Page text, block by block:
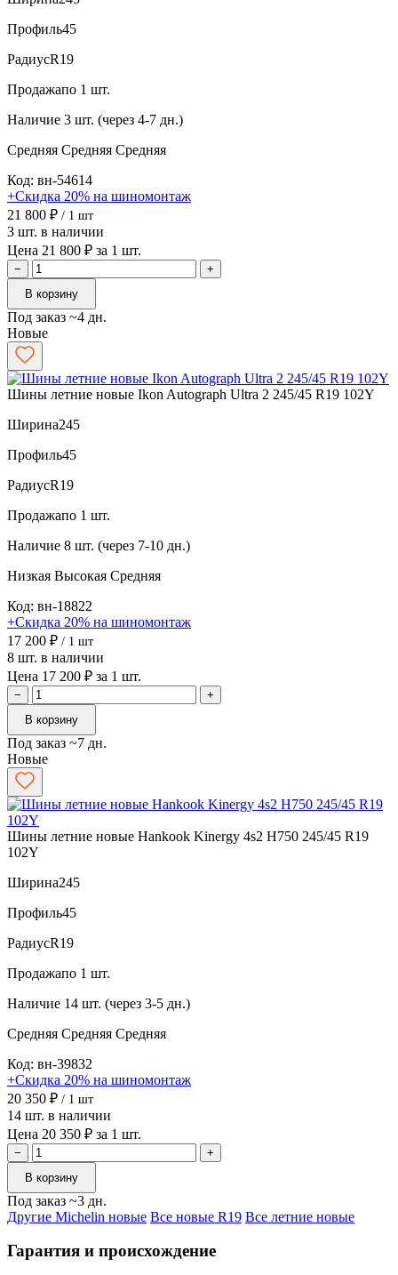
Профиль45
РадиусR19
Продажапо 1 шт.
Наличие 3 шт. (через 4-7 дн.)
Средняя Средняя Средняя
Код: вн-54614
+Скидка 20% на шиномонтаж
21 800 ₽ / 1 шт
3 шт. в наличии
Цена 21 800 ₽ за 1 шт.
−
+
В корзину
Под заказ ~4 дн.
Новые
Шины летние новые Ikon Autograph Ultra 2 245/45 R19 102Y
Ширина245
Профиль45
РадиусR19
Продажапо 1 шт.
Наличие 8 шт. (через 7-10 дн.)
Низкая Высокая Средняя
Код: вн-18822
+Скидка 20% на шиномонтаж
17 200 ₽ / 1 шт
8 шт. в наличии
Цена 17 200 ₽ за 1 шт.
−
+
В корзину
Под заказ ~7 дн.
Новые
Шины летние новые Hankook Kinergy 4s2 H750 245/45 R19
102Y
Ширина245
Профиль45
РадиусR19
Продажапо 1 шт.
Наличие 14 шт. (через 3-5 дн.)
Средняя Средняя Средняя
Код: вн-39832
+Скидка 20% на шиномонтаж
20 350 ₽ / 1 шт
14 шт. в наличии
Цена 20 350 ₽ за 1 шт.
−
+
В корзину
Под заказ ~3 дн.
Другие Michelin новые Все новые R19 Все летние новые
Гарантия и происхождение